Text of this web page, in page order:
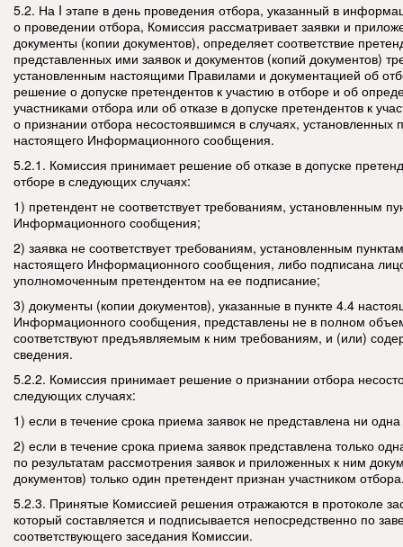
5.2. На I этапе в день проведения отбора, указанный в
о проведении отбора, Комиссия рассматривает заявки и
документы (копии документов), определяет соответствие
представленных ими заявок и документов (копий документов)
установленным настоящими Правилами и документацией об
решение о допуске претендентов к участию в отборе и об
участниками отбора или об отказе в допуске претендентов к
о признании отбора несостоявшимся в случаях, установленных
настоящего Информационного сообщения.
5.2.1. Комиссия принимает решение об отказе в допуске
отборе в следующих случаях:
1) претендент не соответствует требованиям, установленным
Информационного сообщения;
2) заявка не соответствует требованиям, установленным
настоящего Информационного сообщения, либо подписана
уполномоченным претендентом на ее подписание;
3) документы (копии документов), указанные в пункте 4.4
Информационного сообщения, представлены не в полном
соответствуют предъявляемым к ним требованиям, и (или)
сведения.
5.2.2. Комиссия принимает решение о признании отбора
следующих случаях:
1) если в течение срока приема заявок не представлена ни одна
2) если в течение срока приема заявок представлена только
по результатам рассмотрения заявок и приложенных к ним
документов) только один претендент признан участником
5.2.3. Принятые Комиссией решения отражаются в протоколе
который составляется и подписывается непосредственно по
соответствующего заседания Комиссии.